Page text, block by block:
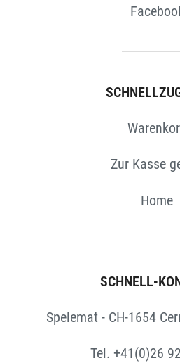
Zur Kasse
Home
SCHNELL-
Spelemat - CH-1654
Tel. +41(0)26